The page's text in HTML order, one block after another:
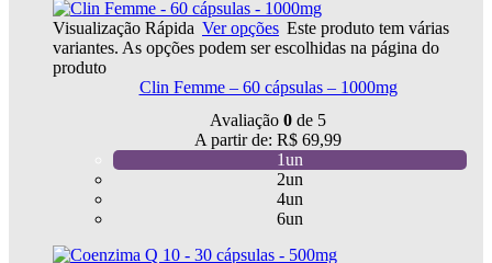
Visualização Rápida Ver opções Este produto tem várias
variantes. As opções podem ser escolhidas na página do
produto
Clin Femme – 60 cápsulas – 1000mg
Avaliação 0 de 5
A partir de: R$ 69,99
1un
2un
4un
6un